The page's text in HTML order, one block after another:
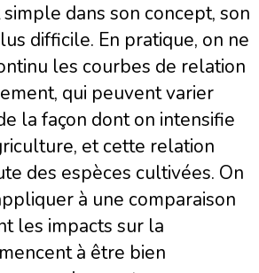
dans son concept, son
difficile. En pratique, on ne
les courbes de relation
qui peuvent varier
la façon dont on intensifie
et cette relation
des espèces cultivées. On
à une comparaison
les impacts sur la
à être bien